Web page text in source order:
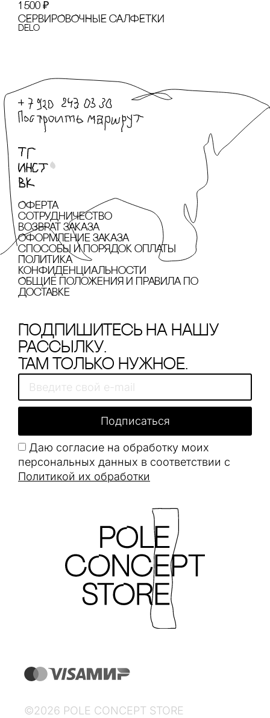
1 500 ₽
сЕРВИРОВОЧНЫЕ сАЛФЕТКИ
Delo
Оферта
сотрудничество
Возврат заказа
Оформление заказа
cпособы и порядок оплаты
Политика
конфиденциальности
Общие положения и правила по
доставке
Подпишитесь на нашу
рассылку.
Там только нужное.
Даю согласие на обработку моих
персональных данных в соответствии с
Политикой их обработки
Подписаться
©2026 POLE CONCEPT STORE